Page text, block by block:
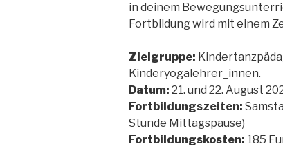
in deinem
Fortbildung wird mit einem
Zielgruppe:
Kinderyogalehrer_innen.
Datum: 21. und 22. August
Fortbildungszeiten:
Stunde Mittagspause)
Fortbildungskosten: 185